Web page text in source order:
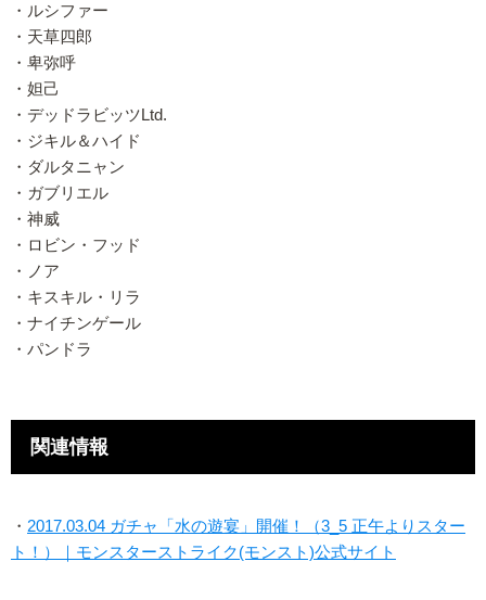
・ルシファー
・天草四郎
・卑弥呼
・妲己
・デッドラビッツLtd.
・ジキル＆ハイド
・ダルタニャン
・ガブリエル
・神威
・ロビン・フッド
・ノア
・キスキル・リラ
・ナイチンゲール
・パンドラ
関連情報
・ 2017.03.04 ガチャ「水の遊宴」開催！（3_5 正午よりスター
ト！）｜モンスターストライク(モンスト)公式サイト